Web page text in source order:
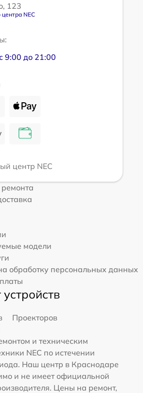
123
NEC
9:00 до 21:00
центр NEC
ремонта
модели
обработку персональных данных
Проекторов
и техническим
NEC по истечении
Наш центр в Краснодаре
и не имеет официальной
Цены на ремонт,